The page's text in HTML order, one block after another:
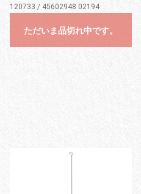
120733 / 45602948 02194
ただいま品切れ中です。